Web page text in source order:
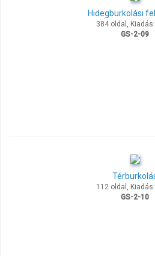
Hidegburkolási
384 oldal,
GS-2-09
112 oldal,
GS-2-10